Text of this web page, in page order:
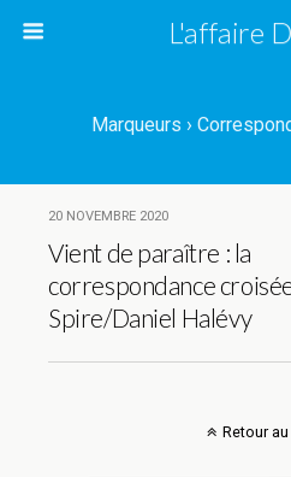
L'affaire
Marqueurs ›
20 NOVEMBRE 2020
Vient de paraître : la
correspondance
Spire/Daniel Halévy
Retour